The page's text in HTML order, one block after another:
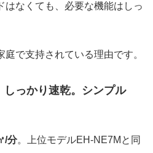
はなくても、必要な機能はしっ
で支持されている理由です。
しっかり速乾。シンプル
/分。上位モデルEH-NE7Mと同